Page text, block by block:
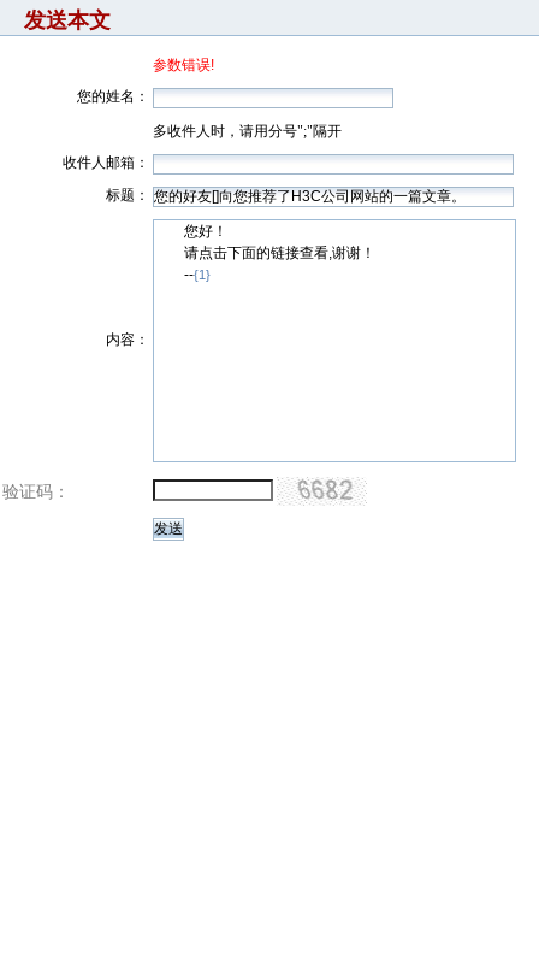
发送本文
参数错误!
您的姓名：
多收件人时，请用分号";"隔开
收件人邮箱：
标题：
内容：
您好！
请点击下面的链接查看,谢谢！
--{1}
验证码：